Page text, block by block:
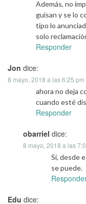
Además, no
guisan y se lo
tipo lo
solo
Responder
Jon dice:
8 mayo, 2018 a las 6:25 pm
ahora no deja
cuando esté
Responder
obarriel dice:
8 mayo, 2018 a las
Sí, desde
se puede.
Edu dice: